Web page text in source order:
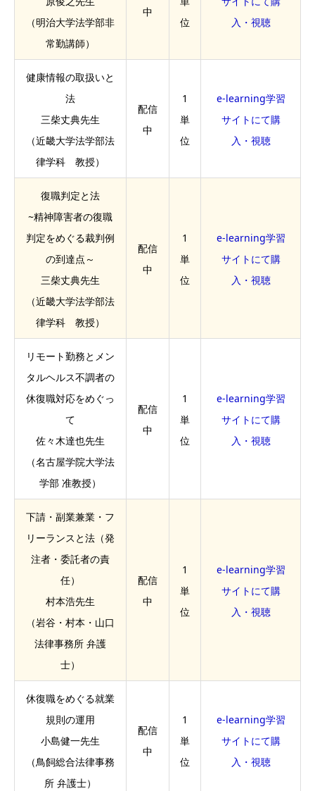
（明治大学法学部非
常勤講師）
中
位
入・視聴
健康情報の取扱いと
法
三柴丈典先生
（近畿大学法学部法
律学科 教授）
配信
中
1
単
位
e-learning学習
サイトにて購
入・視聴
復職判定と法
~精神障害者の復職
判定をめぐる裁判例
の到達点～
三柴丈典先生
（近畿大学法学部法
律学科 教授）
配信
中
1
単
位
e-learning学習
サイトにて購
入・視聴
リモート勤務とメン
タルヘルス不調者の
休復職対応をめぐっ
て
佐々木達也先生
（名古屋学院大学法
学部 准教授）
配信
中
1
単
位
e-learning学習
サイトにて購
入・視聴
下請・副業兼業・フ
リーランスと法（発
注者・委託者の責
任）
村本浩先生
（岩谷・村本・山口
法律事務所 弁護
士）
配信
中
1
単
位
e-learning学習
サイトにて購
入・視聴
休復職をめぐる就業
規則の運用
小島健一先生
（鳥飼総合法律事務
所 弁護士）
配信
中
1
単
位
e-learning学習
サイトにて購
入・視聴